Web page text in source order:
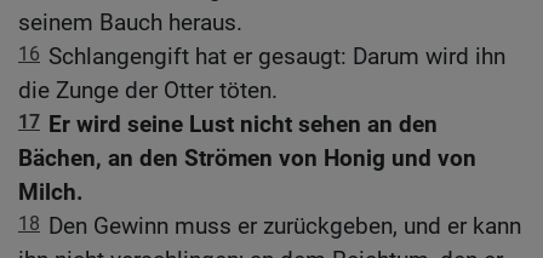
seinem Bauch heraus.
16 Schlangengift hat er gesaugt: Darum wird ihn
die Zunge der Otter töten.
17 Er wird seine Lust nicht sehen an den
Bächen, an den Strömen von Honig und von
Milch.
18 Den Gewinn muss er zurückgeben, und er kann